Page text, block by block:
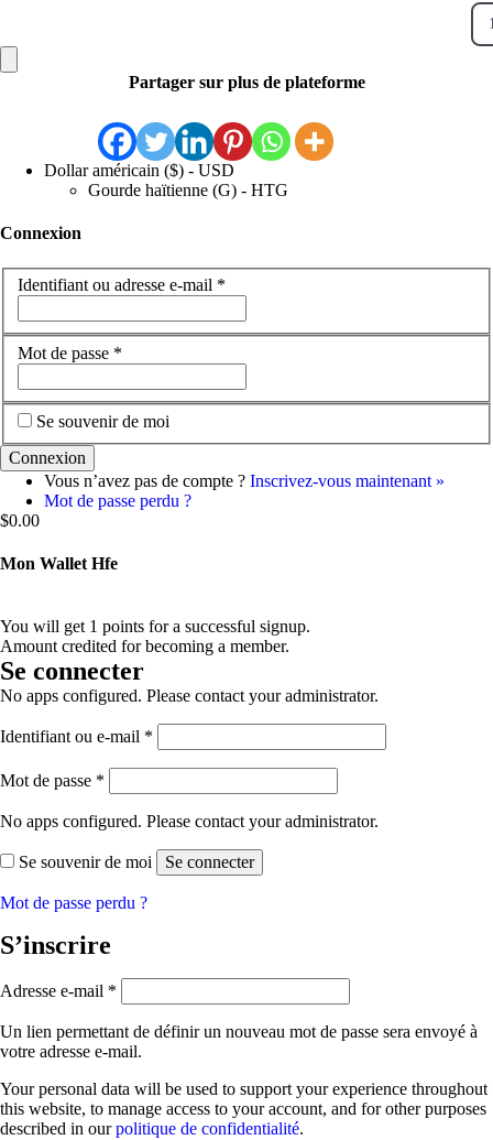
Partager sur plus de plateforme
Dollar américain ($) - USD
Gourde haïtienne (G) - HTG
Connexion
Identifiant ou adresse e-mail *
Mot de passe *
Se souvenir de moi
Vous n’avez pas de compte ? Inscrivez-vous maintenant »
Mot de passe perdu ?
$0.00
Mon Wallet Hfe
You will get 1 points for a successful signup.
Amount credited for becoming a member.
Se connecter
No apps configured. Please contact your administrator.
Identifiant ou e-mail *
Mot de passe *
No apps configured. Please contact your administrator.
Se souvenir de moi Se connecter
Mot de passe perdu ?
S’inscrire
Adresse e-mail *
Un lien permettant de définir un nouveau mot de passe sera envoyé à
votre adresse e-mail.
Your personal data will be used to support your experience throughout
this website, to manage access to your account, and for other purposes
described in ourpolitique de confidentialité.